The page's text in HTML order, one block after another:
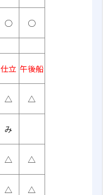
○ ○
仕立 午後船
△
△
み
△
△
△ △